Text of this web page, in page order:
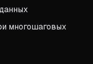
многошаговых